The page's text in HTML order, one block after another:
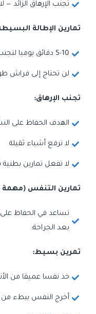
تجنب الإرهاق الزائد —
تمارين الإطالة
5-10 دقائق يوميا لتجنب تيبس المفاصل
لن تحتاج إلى فراش
تجنب الإرهاق:
الهدف الحفاظ على
لا ترفع أشياء ثقيلة
لا تفعل تمارين
تمارين التنفس (مهمة
تساعد في الحفاظ على
بعد الجراحة:
تمرين بسيط:
خذ نفسا عميقا من الأنف
أخرج النفس ببطء من